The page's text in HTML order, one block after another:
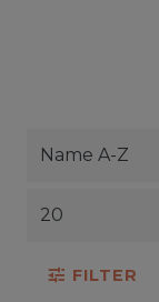
FILTER